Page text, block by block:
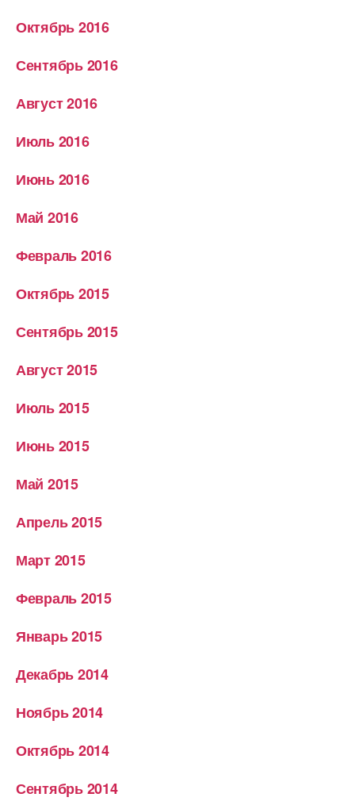
Октябрь 2016
Сентябрь 2016
Август 2016
Июль 2016
Июнь 2016
Май 2016
Февраль 2016
Октябрь 2015
Сентябрь 2015
Август 2015
Июль 2015
Июнь 2015
Май 2015
Апрель 2015
Март 2015
Февраль 2015
Январь 2015
Декабрь 2014
Ноябрь 2014
Октябрь 2014
Сентябрь 2014